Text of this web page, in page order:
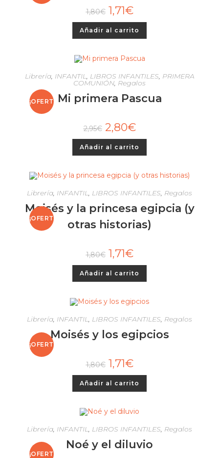
1,80€ 1,71€
Añadir al carrito
¡OFERT
Librería, INFANTIL, LIBROS INFANTILES, PRIMERA
COMUNIÓN, Regalos
Mi primera Pascua
2,95€ 2,80€
Añadir al carrito
¡OFERT
Librería, INFANTIL, LIBROS INFANTILES, Regalos
Moisés y la princesa egipcia (y
otras historias)
1,80€ 1,71€
Añadir al carrito
¡OFERT
Librería, INFANTIL, LIBROS INFANTILES, Regalos
Moisés y los egipcios
1,80€ 1,71€
Añadir al carrito
¡OFERT
Librería, INFANTIL, LIBROS INFANTILES, Regalos
Noé y el diluvio